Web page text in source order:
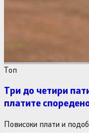
Tоп
Три до четири
платите
Повисоки плати и